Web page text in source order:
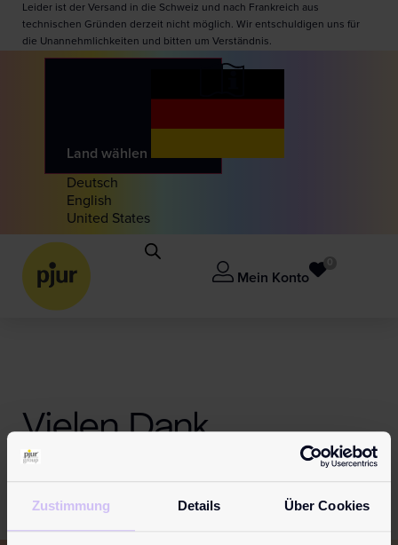
Zustimmung Details Über Cookies
Leider ist der Versand in die Schweiz und nach Frankreich aus
technischen Gründen derzeit nicht möglich. Wir entschuldigen uns für
die Unannehmlichkeiten und bitten um Verständnis.
Land wählen
Deutsch
English
United States
Mein Konto
Vielen Dank.